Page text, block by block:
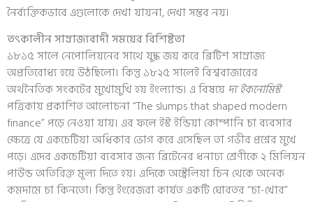
নৈর্ব্যক্তিকভাবে এগুলোকে দেখা যায়না, দেখা সম্ভব নয়।
তৎকালীন সাম্রাজ্যবাদী সময়ের বিশিষ্টতা
১৮১৫ সালে নেপোলিয়নের সাথে যুদ্ধ জয় করে ব্রিটিশ সাম্রাজ্য
অপ্রতিরোধ্য হয়ে উঠছিলো। কিন্তু ১৮২৫ সালেই বিশ্ববাজারের
অর্থনৈতিক সংকটের মুখোমুখি হয় ইংল্যান্ড। এ বিষয়ে দ্য ইকনোমিস্ট
পত্রিকায় প্রকাশিত আলোচনা “The slumps that shaped modern
finance” পড়ে নেওয়া যায়। এর ফলে ইস্ট ইন্ডিয়া কোম্পানি চা ব্যবসার
ক্ষেত্রে যে একচেটিয়া অধিকার ভোগ করে এসেছিল তা গভীর প্রশ্নের মুখে
পড়ে। এদের একচেটিয়া ব্যবসার জন্য ব্রিটেনের ধনাঢ্য শ্রেণীকে ২ মিলিয়ন
পাউন্ড অতিরিক্ত মূল্য দিতে হয়। এদিকে অস্ট্রেলিয়া চিন থেকে অনেক
কমদামে চা কিনতো। কিন্তু ইংরেজরা কার্যত একটি ঘোরতর “চা-খোর”